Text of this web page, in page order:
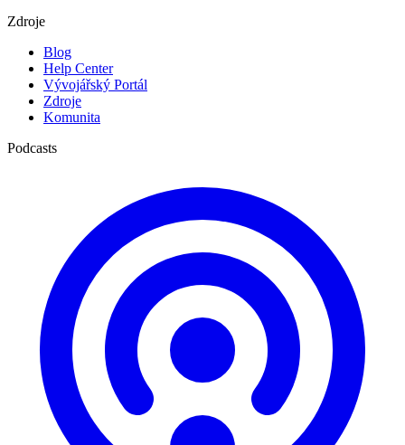
Zdroje
Blog
Help Center
Vývojářský Portál
Zdroje
Komunita
Podcasts